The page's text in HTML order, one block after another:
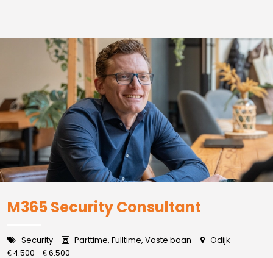
M365 Security Consultant
Security Parttime, Fulltime, Vaste baan Odijk
€ 4.500 - € 6.500